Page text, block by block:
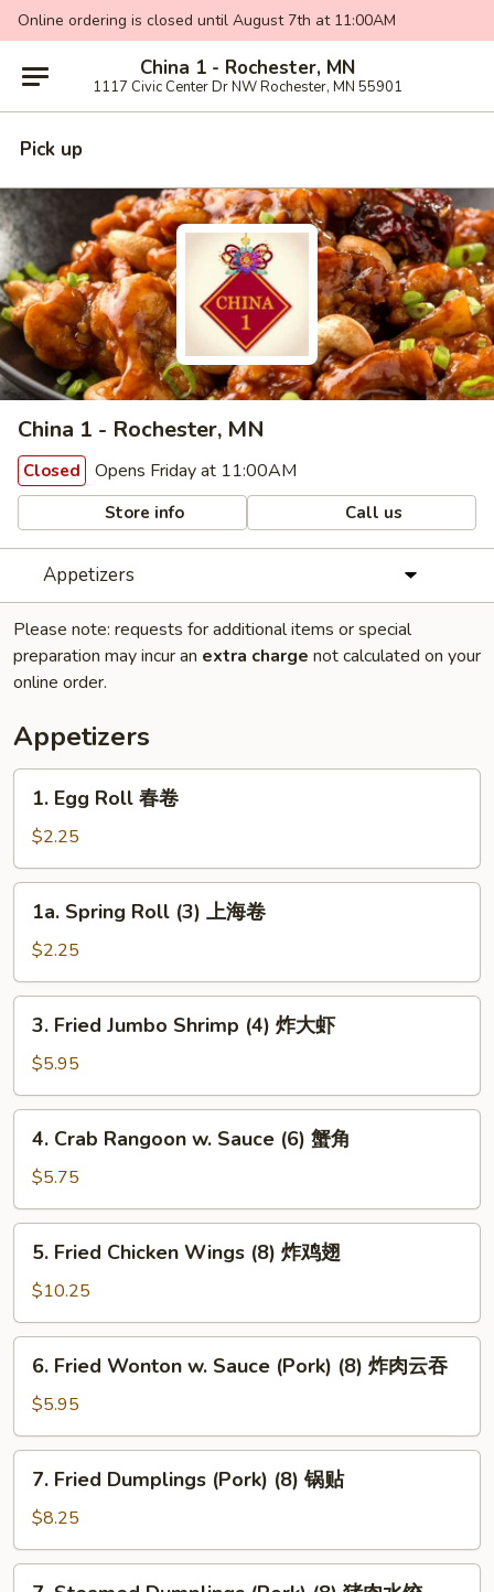
Online ordering is closed until August 7th at 11:00AM
China 1 - Rochester, MN
1117 Civic Center Dr NW Rochester, MN 55901
Pick up
China 1 - Rochester, MN
Closed Opens Friday at 11:00AM
Store info Call us
Appetizers
Please note: requests for additional items or special
preparation may incur an extra charge not calculated on your
online order.
Appetizers
Egg
Roll
春
卷
1. Egg Roll 春卷
$2.25
Spring
Roll
(3)
上
1a. Spring Roll (3) 上海卷
$2.25
Fried
Jumbo
Shrimp
(4)
3. Fried Jumbo Shrimp (4) 炸大虾
$5.95
Crab
Rangoon
w.
Sauce
(6)
4. Crab Rangoon w. Sauce (6) 蟹角
$5.75
Fried
Chicken
Wings
(8)
5. Fried Chicken Wings (8) 炸鸡翅
$10.25
Fried
Wonton
w.
Sauce
(Pork)
(8)
肉
6. Fried Wonton w. Sauce (Pork) (8) 炸肉云吞
$5.95
Fried
Dumplings
(Pork)
(8)
7. Fried Dumplings (Pork) (8) 锅贴
$8.25